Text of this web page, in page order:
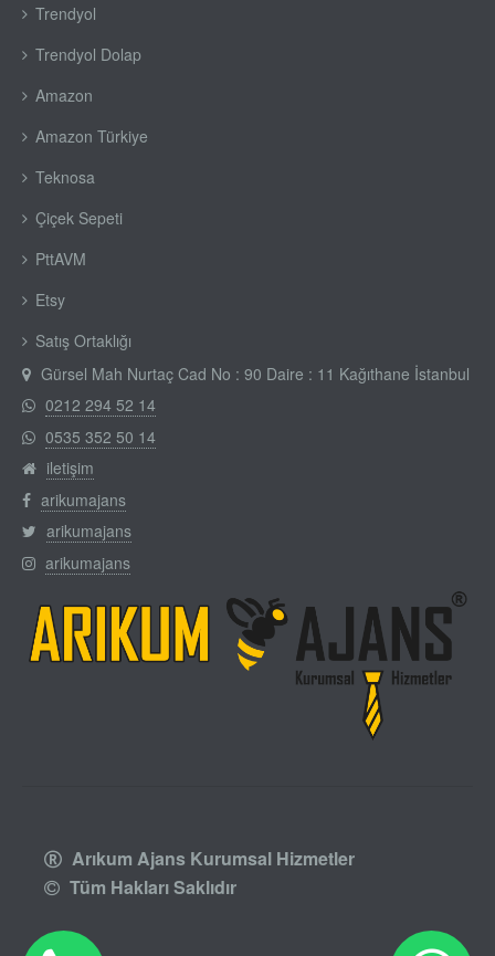
Trendyol
Trendyol Dolap
Amazon
Amazon Türkiye
Teknosa
Çiçek Sepeti
PttAVM
Etsy
Satış Ortaklığı
Gürsel Mah Nurtaç Cad No : 90 Daire : 11 Kağıthane İstanbul
0212 294 52 14
0535 352 50 14
iletişim
arikumajans
arikumajans
arikumajans
Arıkum Ajans Kurumsal Hizmetler
Tüm Hakları Saklıdır